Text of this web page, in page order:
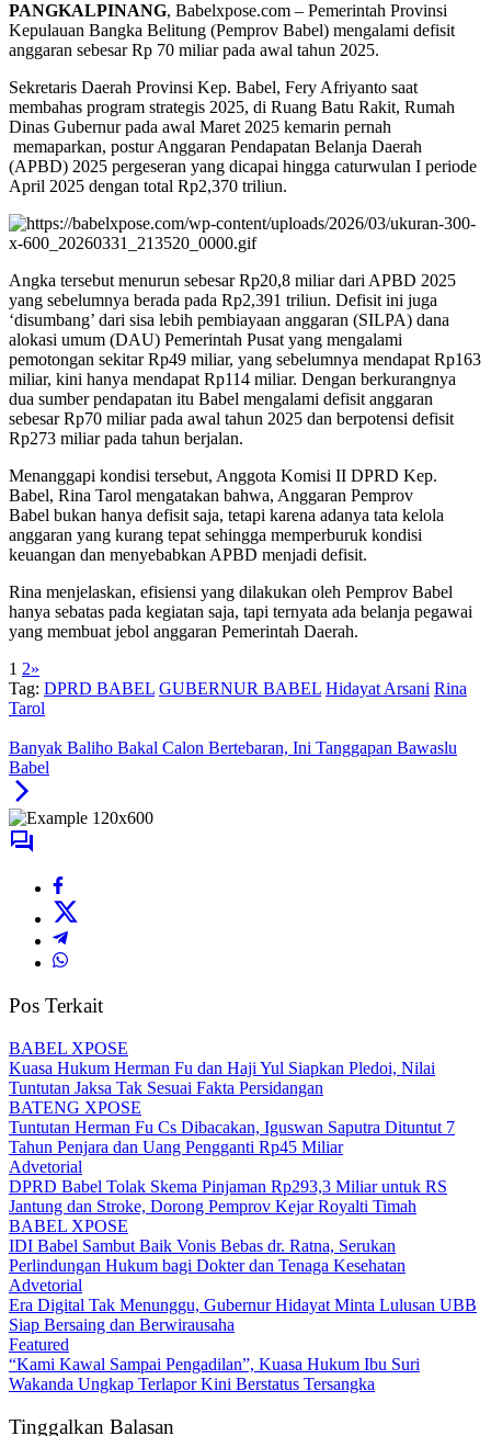
PANGKALPINANG, Babelxpose.com – Pemerintah Provinsi
Kepulauan Bangka Belitung (Pemprov Babel) mengalami defisit
anggaran sebesar Rp 70 miliar pada awal tahun 2025.
Sekretaris Daerah Provinsi Kep. Babel, Fery Afriyanto saat
membahas program strategis 2025, di Ruang Batu Rakit, Rumah
Dinas Gubernur pada awal Maret 2025 kemarin pernah
memaparkan, postur Anggaran Pendapatan Belanja Daerah
(APBD) 2025 pergeseran yang dicapai hingga caturwulan I periode
April 2025 dengan total Rp2,370 triliun.
Angka tersebut menurun sebesar Rp20,8 miliar dari APBD 2025
yang sebelumnya berada pada Rp2,391 triliun. Defisit ini juga
‘disumbang’ dari sisa lebih pembiayaan anggaran (SILPA) dana
alokasi umum (DAU) Pemerintah Pusat yang mengalami
pemotongan sekitar Rp49 miliar, yang sebelumnya mendapat Rp163
miliar, kini hanya mendapat Rp114 miliar. Dengan berkurangnya
dua sumber pendapatan itu Babel mengalami defisit anggaran
sebesar Rp70 miliar pada awal tahun 2025 dan berpotensi defisit
Rp273 miliar pada tahun berjalan.
Menanggapi kondisi tersebut, Anggota Komisi II DPRD Kep.
Babel, Rina Tarol mengatakan bahwa, Anggaran Pemprov
Babel bukan hanya defisit saja, tetapi karena adanya tata kelola
anggaran yang kurang tepat sehingga memperburuk kondisi
keuangan dan menyebabkan APBD menjadi defisit.
Rina menjelaskan, efisiensi yang dilakukan oleh Pemprov Babel
hanya sebatas pada kegiatan saja, tapi ternyata ada belanja pegawai
yang membuat jebol anggaran Pemerintah Daerah.
1 2»
Tag: DPRD BABEL GUBERNUR BABEL Hidayat Arsani Rina
Tarol
Banyak Baliho Bakal Calon Bertebaran, Ini Tanggapan Bawaslu
Babel
Pos Terkait
BABEL XPOSE
Kuasa Hukum Herman Fu dan Haji Yul Siapkan Pledoi, Nilai
Tuntutan Jaksa Tak Sesuai Fakta Persidangan
BATENG XPOSE
Tuntutan Herman Fu Cs Dibacakan, Iguswan Saputra Dituntut 7
Tahun Penjara dan Uang Pengganti Rp45 Miliar
Advetorial
DPRD Babel Tolak Skema Pinjaman Rp293,3 Miliar untuk RS
Jantung dan Stroke, Dorong Pemprov Kejar Royalti Timah
BABEL XPOSE
IDI Babel Sambut Baik Vonis Bebas dr. Ratna, Serukan
Perlindungan Hukum bagi Dokter dan Tenaga Kesehatan
Advetorial
Era Digital Tak Menunggu, Gubernur Hidayat Minta Lulusan UBB
Siap Bersaing dan Berwirausaha
Featured
“Kami Kawal Sampai Pengadilan”, Kuasa Hukum Ibu Suri
Wakanda Ungkap Terlapor Kini Berstatus Tersangka
Tinggalkan Balasan